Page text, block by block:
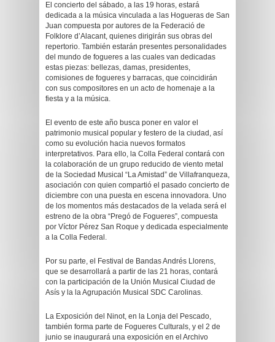
El concierto del sábado, a las 19 horas, estará
dedicada a la música vinculada a las Hogueras de San
Juan compuesta por autores de la Federació de
Folklore d’Alacant, quienes dirigirán sus obras del
repertorio. También estarán presentes personalidades
del mundo de fogueres a las cuales van dedicadas
estas piezas: bellezas, damas, presidentes,
comisiones de fogueres y barracas, que coincidirán
con sus compositores en un acto de homenaje a la
fiesta y a la música.
El evento de este año busca poner en valor el
patrimonio musical popular y festero de la ciudad, así
como su evolución hacia nuevos formatos
interpretativos. Para ello, la Colla Federal contará con
la colaboración de un grupo reducido de viento metal
de la Sociedad Musical “La Amistad” de Villafranqueza,
asociación con quien compartió el pasado concierto de
diciembre con una puesta en escena innovadora. Uno
de los momentos más destacados de la velada será el
estreno de la obra “Pregó de Fogueres”, compuesta
por Víctor Pérez San Roque y dedicada especialmente
a la Colla Federal.
Por su parte, el Festival de Bandas Andrés Llorens,
que se desarrollará a partir de las 21 horas, contará
con la participación de la Unión Musical Ciudad de
Asís y la la Agrupación Musical SDC Carolinas.
La Exposición del Ninot, en la Lonja del Pescado,
también forma parte de Fogueres Culturals, y el 2 de
junio se inaugurará una exposición en el Archivo